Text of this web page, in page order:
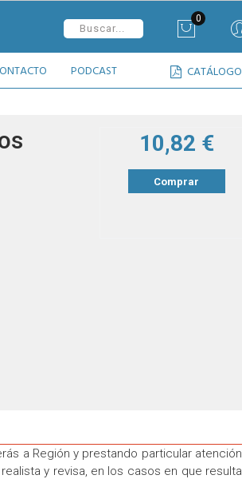
0
CATÁLOGO
PODCAST
10,82 €
Comprar
a Región y prestando particular atención
y revisa, en los casos en que resulta